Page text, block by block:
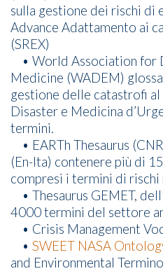
sulla gestione dei rischi di
Advance Adattamento ai
(SREX)
• World Association for
Medicine (WADEM)
gestione delle catastrofi
Disaster e Medicina
termini.
• EARTh Thesaurus
(En-Ita) contenere più di
compresi i termini di
• Thesaurus GEMET,
4000 termini del settore
• Crisis Management
• SWEET NASA
and Environmental